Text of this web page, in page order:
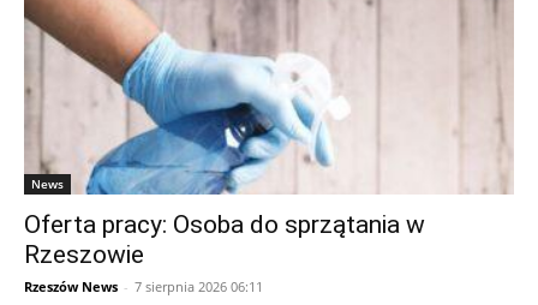
News
Oferta pracy: Osoba do sprzątania w
Rzeszowie
Rzeszów News - 7 sierpnia 2026 06:11